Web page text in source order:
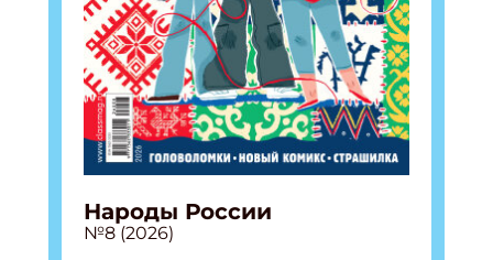
Народы России
№8 (2026)